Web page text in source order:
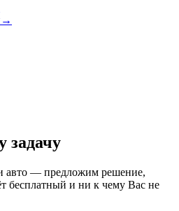
→
задачу
авто — предложим решение,
бесплатный и ни к чему Вас не